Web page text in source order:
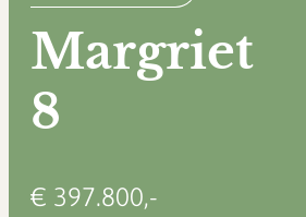
Margriet
8
€ 397.800,-